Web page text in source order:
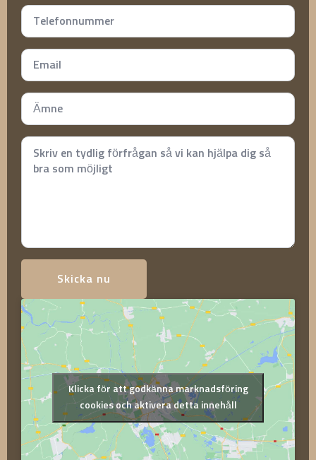
Klicka för att godkänna marknadsföring
cookies och aktivera detta innehåll
Telefonnummer
Email
Subject
Meddelande
Skicka nu